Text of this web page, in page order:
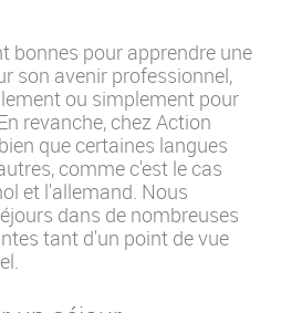
bonnes pour apprendre une
son avenir professionnel,
ou simplement pour
revanche, chez Action
que certaines langues
comme c'est le cas
et l'allemand. Nous
dans de nombreuses
tant d'un point de vue